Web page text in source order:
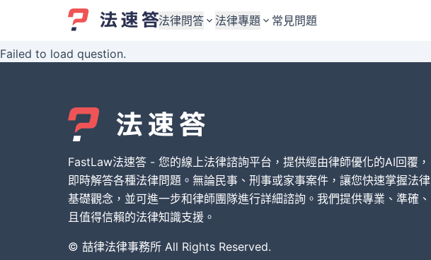
法律問答
婚姻與監護權
債務與債權
刑事犯罪案件
其他案件類型
法律專題
婚姻與監護權
債務與債權
刑事犯罪案件
其他案件類型
常見問題
Failed to load question.
FastLaw法速答 - 您的線上法律諮詢平台，提供經由律師優化的AI回覆，
即時解答各種法律問題。無論民事、刑事或家事案件，讓您快速掌握法律
基礎觀念，並可進一步和律師團隊進行詳細諮詢。我們提供專業、準確、
且值得信賴的法律知識支援。
© 喆律法律事務所 All Rights Reserved.